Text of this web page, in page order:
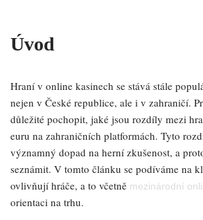
Úvod
Hraní v online kasinech se stává stále
nejen v České republice, ale i v zahraničí.
důležité pochopit, jaké jsou rozdíly mezi
euru na zahraničních platformách. Tyto
významný dopad na herní zkušenost, a
seznámit. V tomto článku se podíváme na
ovlivňují hráče, a to včetně mezinárodní
orientaci na trhu.